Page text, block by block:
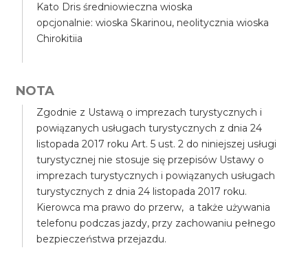
Kato Dris średniowieczna wioska
opcjonalnie: wioska Skarinou, neolitycznia wioska
Chirokitiia
NOTA
Zgodnie z Ustawą o imprezach turystycznych i
powiązanych usługach turystycznych z dnia 24
listopada 2017 roku Art. 5 ust. 2 do niniejszej usługi
turystycznej nie stosuje się przepisów Ustawy o
imprezach turystycznych i powiązanych usługach
turystycznych z dnia 24 listopada 2017 roku.
Kierowca ma prawo do przerw, a także używania
telefonu podczas jazdy, przy zachowaniu pełnego
bezpieczeństwa przejazdu.